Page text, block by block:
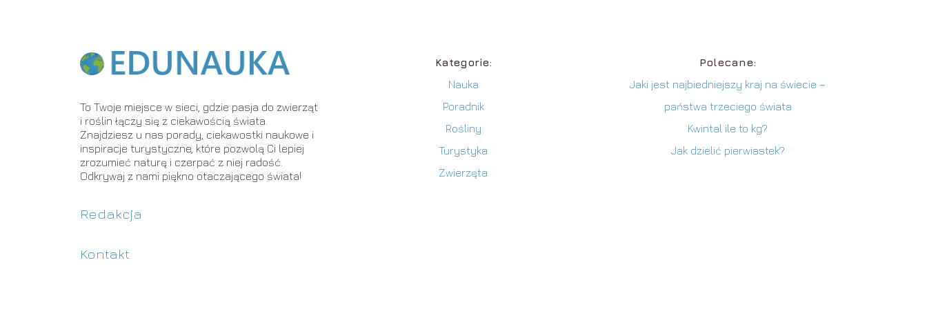
To Twoje miejsce w sieci, gdzie pasja do zwierząt
i roślin łączy się z ciekawością świata.
Znajdziesz u nas porady, ciekawostki naukowe i
inspiracje turystyczne, które pozwolą Ci lepiej
zrozumieć naturę i czerpać z niej radość.
Odkrywaj z nami piękno otaczającego świata!
Redakcja
Kontakt
Kategorie:
Nauka
Poradnik
Rośliny
Turystyka
Zwierzęta
Polecane:
Jaki jest najbiedniejszy kraj na świecie –
państwa trzeciego świata
Kwintal ile to kg?
Jak dzielić pierwiastek?